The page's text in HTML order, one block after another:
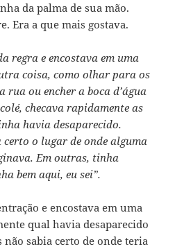
da palma de sua mão.
Era a que mais gostava.
regra e encostava em uma
coisa, como olhar para os
ou encher a boca d’água
checava rapidamente as
havia desaparecido.
certo o lugar de onde alguma
Em outras, tinha
bem aqui, eu sei”.
e encostava em uma
qual havia desaparecido
não sabia certo de onde teria